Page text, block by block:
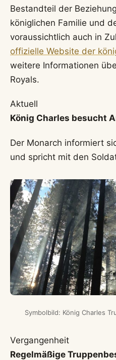
Bestandteil der
königlichen Familie und
voraussichtlich auch in
offizielle Website der
weitere Informationen
Royals.
Aktuell
König Charles besucht
Der Monarch informiert
und spricht mit den
Symbolbild: König Charles
Vergangenheit
Regelmäßige